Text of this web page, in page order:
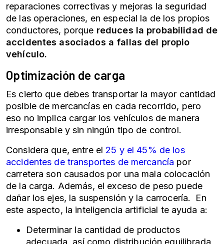
reparaciones correctivas y mejoras la seguridad
de las operaciones, en especial la de los propios
conductores, porque reduces la probabilidad de
accidentes asociados a fallas del propio
vehículo.
Optimización de carga
Es cierto que debes transportar la mayor cantidad
posible de mercancías en cada recorrido, pero
eso no implica cargar los vehículos de manera
irresponsable y sin ningún tipo de control.
Considera que, entre el 25 y el 45% de los
accidentes de transportes de mercancía por
carretera son causados por una mala colocación
de la carga. Además, el exceso de peso puede
dañar los ejes, la suspensión y la carrocería. En
este aspecto, la inteligencia artificial te ayuda a:
Determinar la cantidad de productos
adecuada, así como distribución equilibrada